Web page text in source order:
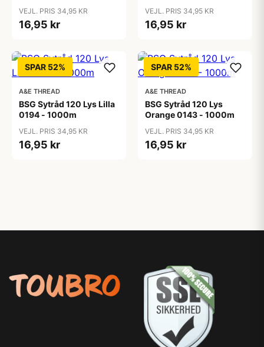
VEJL. PRIS 34,95 KR
16,95 kr
VEJL. PRIS 34,95 KR
16,95 kr
SPAR 52%
A&E THREAD
BSG Sytråd 120 Lys Lilla
0194 - 1000m
VEJL. PRIS 34,95 KR
16,95 kr
SPAR 52%
A&E THREAD
BSG Sytråd 120 Lys
Orange 0143 - 1000m
VEJL. PRIS 34,95 KR
16,95 kr